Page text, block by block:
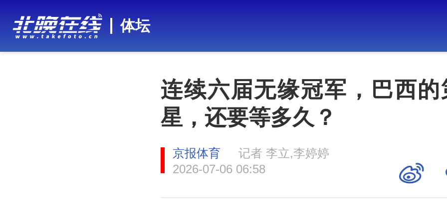
体坛
连续六届无缘冠军，巴西的
星，还要等多久？
京报体育
记者 李立,李婷婷
2026-07-06 06:58